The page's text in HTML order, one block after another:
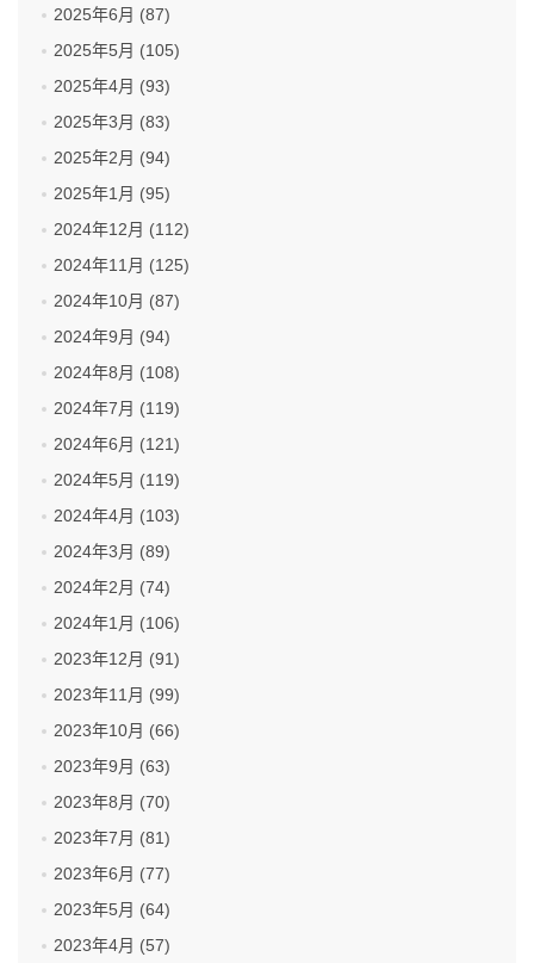
2025年6月 (87)
2025年5月 (105)
2025年4月 (93)
2025年3月 (83)
2025年2月 (94)
2025年1月 (95)
2024年12月 (112)
2024年11月 (125)
2024年10月 (87)
2024年9月 (94)
2024年8月 (108)
2024年7月 (119)
2024年6月 (121)
2024年5月 (119)
2024年4月 (103)
2024年3月 (89)
2024年2月 (74)
2024年1月 (106)
2023年12月 (91)
2023年11月 (99)
2023年10月 (66)
2023年9月 (63)
2023年8月 (70)
2023年7月 (81)
2023年6月 (77)
2023年5月 (64)
2023年4月 (57)